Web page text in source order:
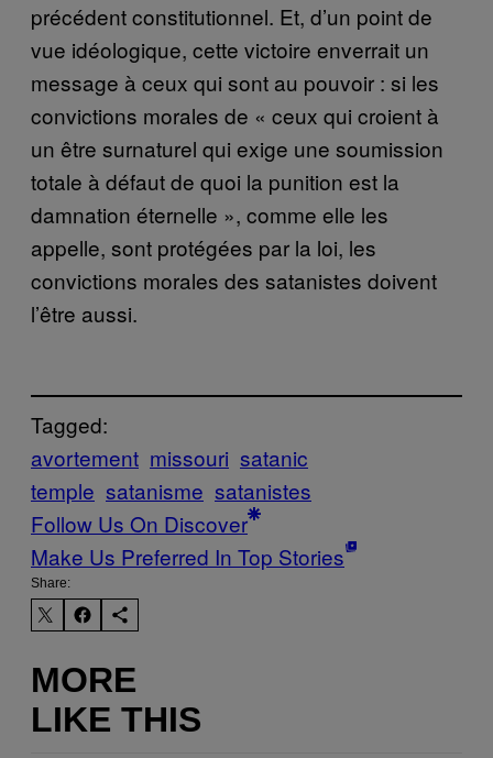
précédent constitutionnel. Et, d’un point de
vue idéologique, cette victoire enverrait un
message à ceux qui sont au pouvoir : si les
convictions morales de « ceux qui croient à
un être surnaturel qui exige une soumission
totale à défaut de quoi la punition est la
damnation éternelle », comme elle les
appelle, sont protégées par la loi, les
convictions morales des satanistes doivent
l’être aussi.
Tagged:
avortement missouri satanic
temple satanisme satanistes
Follow Us On Discover
Make Us Preferred In Top Stories
Share:
MORE
LIKE THIS